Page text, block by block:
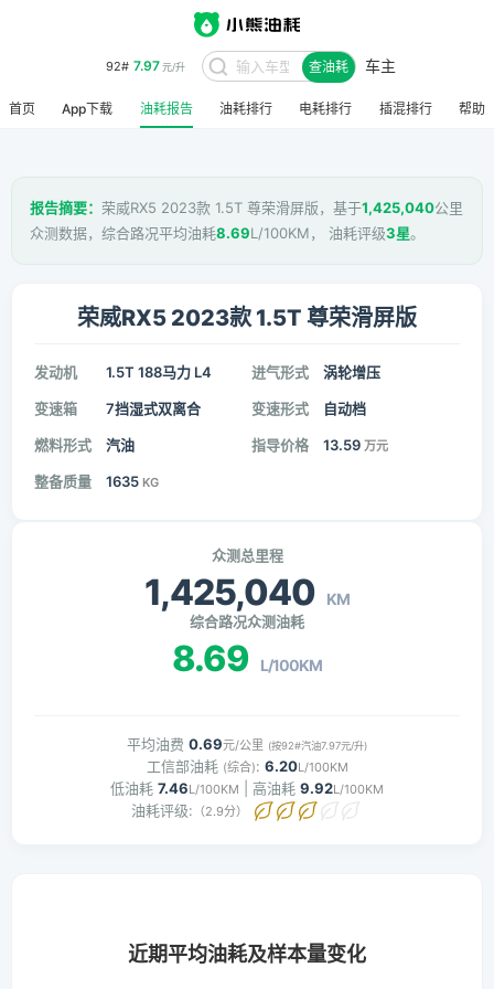
92# 7.97元/升 查油耗 车主
首页 App下载 油耗报告 油耗排行 电耗排行 插混排行 帮助
报告摘要： 荣威RX5 2023款 1.5T 尊荣滑屏版，基于1,425,040公里
众测数据，综合路况平均油耗8.69L/100KM， 油耗评级3星。
荣威RX5 2023款 1.5T 尊荣滑屏版
发动机 1.5T 188马力 L4 进气形式 涡轮增压
变速箱 7挡湿式双离合 变速形式 自动档
燃料形式 汽油 指导价格 13.59 万元
整备质量 1635 KG
众测总里程
1,425,040 KM
综合路况众测油耗
8.69 L/100KM
平均油费 0.69元/公里 (按92#汽油7.97元/升)
工信部油耗 (综合): 6.20L/100KM
低油耗 7.46L/100KM | 高油耗 9.92L/100KM
油耗评级: （2.9分）